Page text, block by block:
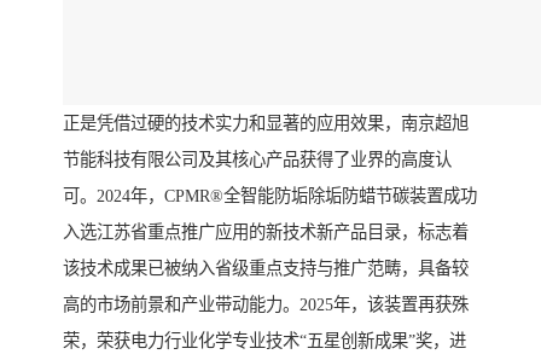
正是凭借过硬的技术实力和显著的应用效果，南京超旭
节能科技有限公司及其核心产品获得了业界的高度认
可。2024年，CPMR®全智能防垢除垢防蜡节碳装置成功
入选江苏省重点推广应用的新技术新产品目录，标志着
该技术成果已被纳入省级重点支持与推广范畴，具备较
高的市场前景和产业带动能力。2025年，该装置再获殊
荣，荣获电力行业化学专业技术“五星创新成果”奖，进